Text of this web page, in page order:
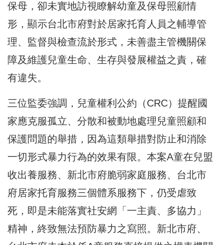
保母，卻未實地訪視瞭解幼童及保母照顧情
形，顯示台北市府對於居家托育人員之輔導管
理、監督與檢查流於形式，未善盡主管機關保
障及維護兒童生命、生存與發展權益之責，確
有違失。
三位監委強調，兒童權利公約（CRC）提醒國
家應克服孤立、分散和被動地處理兒童照顧和
保護問題的舉措，因為這類舉措對防止和消除
一切形式暴力行為的效果有限。本案A童在兒盟
收出養服務、新北市府脆弱家庭服務、台北市
府居家托育服務三個體系服務下，仍受虐致
死，即是未能落實社安網「一主責、多協力」
精神，終致無法預防暴力之寫照。新北市府、